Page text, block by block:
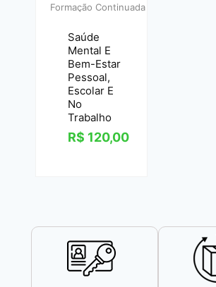
Formação Continuada
Saúde
Mental E
Bem-Estar
Pessoal,
Escolar E
No
Trabalho
R$ 120,00